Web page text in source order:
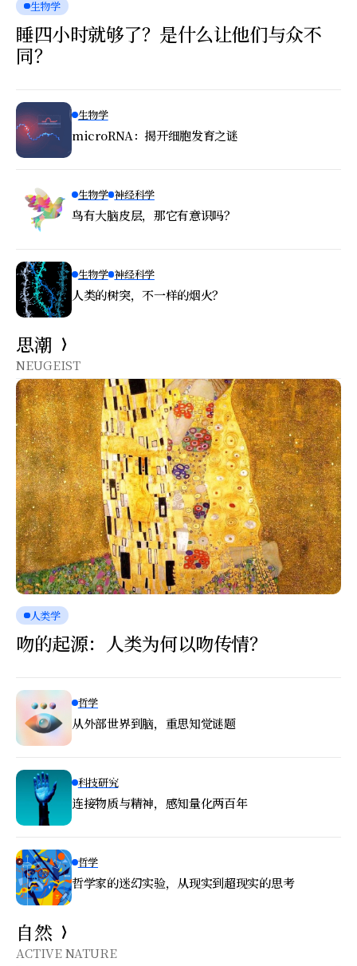
生物学
睡四小时就够了？是什么让他们与众不
同？
生物学
microRNA：揭开细胞发育之谜
生物学 神经科学
鸟有大脑皮层，那它有意识吗？
生物学 神经科学
人类的树突，不一样的烟火？
思潮
NEUGEIST
人类学
吻的起源：人类为何以吻传情？
哲学
从外部世界到脑，重思知觉谜题
科技研究
连接物质与精神，感知量化两百年
哲学
哲学家的迷幻实验，从现实到超现实的思考
自然
ACTIVE NATURE